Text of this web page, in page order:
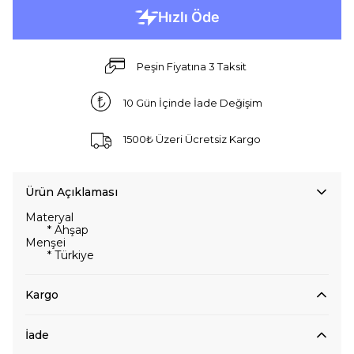
Peşin Fiyatına 3 Taksit
10 Gün İçinde İade Değişim
1500₺ Üzeri Ücretsiz Kargo
Ürün Açıklaması
Materyal
* Ahşap
Menşei
* Türkiye
Kargo
İade